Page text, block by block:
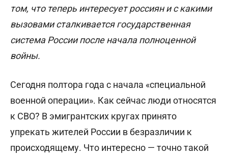
том, что теперь интересует россиян и с какими
вызовами сталкивается государственная
система России после начала полноценной
войны.
Сегодня полтора года с начала «специальной
военной операции». Как сейчас люди относятся
к СВО? В эмигрантских кругах принято
упрекать жителей России в безразличии к
происходящему. Что интересно — точно такой